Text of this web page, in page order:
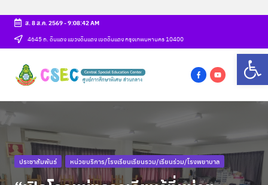
Skip
content
ส. 8 ส.ค. 2569-9:08:43 AM
4645 ถ. ดินแดง แขวงดินแดง เขตดินแดง กรุงเทพมหานคร 10400
ศู
น
ย์
ก
า
ร
csec
a
o
o
o
b
e
Posted
in
ประชาสัมพันธ์ หน่วยบริการ/โรงเรียนเรียนรวม/เรียนร่วม/โรงพยาบาล